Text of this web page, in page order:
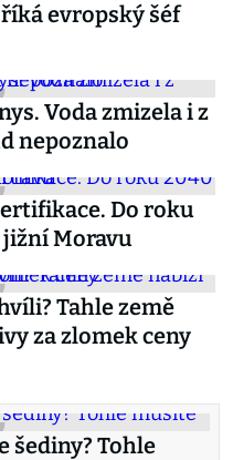
evropský šéf
Voda zmizela i z
nepoznalo
Do roku
jižní Moravu
Tahle země
za zlomek ceny
šediny? Tohle